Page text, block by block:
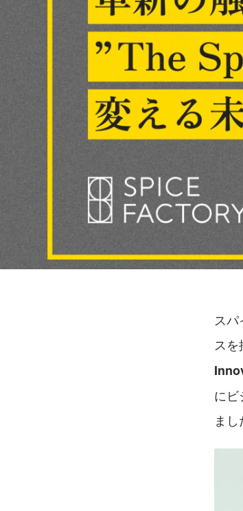
ス
ス
にビ
まし
スパイスファクトリー株式会社 PR
スパイスファクトリー株式会社 / Corporate Design